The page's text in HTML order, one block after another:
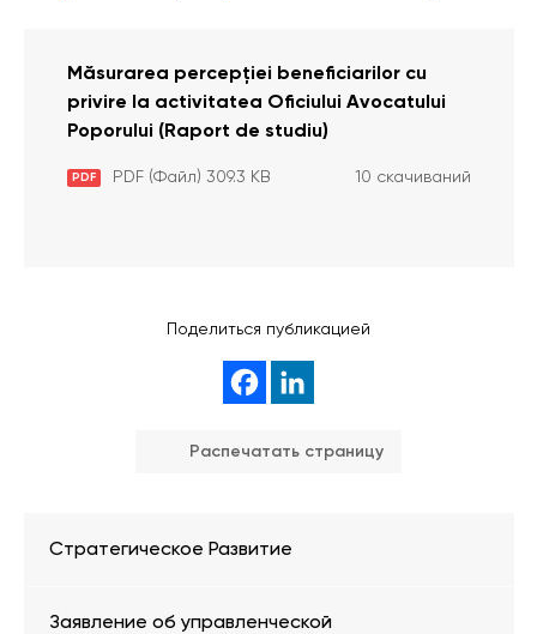
Măsurarea percepției beneficiarilor cu
privire la activitatea Oficiului Avocatului
Poporului (Raport de studiu)
PDF PDF (Файл) 309.3 KB 10 скачиваний
Поделиться публикацией
Распечатать страницу
Стратегическое Развитие
Заявление об управленческой